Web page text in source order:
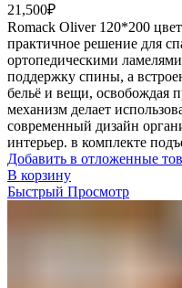
21,500₽
Romack Oliver 120*200
практичное решение для
ортопедическими
поддержку спины, а
бельё и вещи, освобождая
механизм делает
современный дизайн
интерьер. в комплекте
Добавить в отложенные
В корзину
Быстрый Просмотр